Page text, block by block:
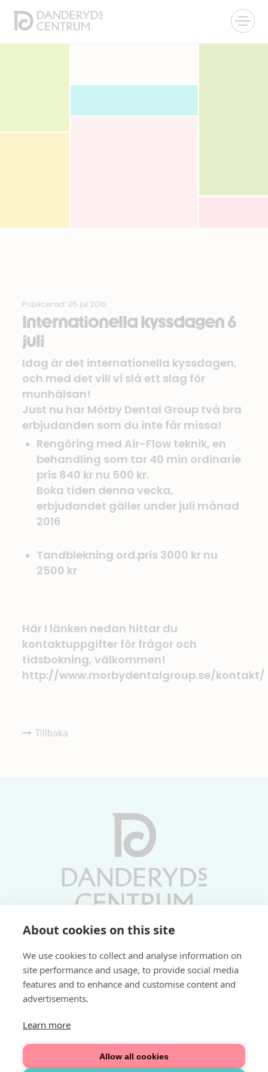
About cookies on this site
We use cookies to collect and analyse information on
site performance and usage, to provide social media
features and to enhance and customise content and
advertisements.
Learn more
Allow all cookies
Publicerad: 05 jul 2016
Internationella kyssdagen 6
juli
Idag är det internationella kyssdagen,
och med det vill vi slå ett slag för
munhälsan!
Just nu har Mörby Dental Group två bra
erbjudanden som du inte får missa!
Rengöring med Air-Flow teknik, en
behandling som tar 40 min ordinarie
pris 840 kr nu 500 kr.
Boka tiden denna vecka,
erbjudandet gäller under juli månad
2016
Tandblekning ord.pris 3000 kr nu
2500 kr
Här I länken nedan hittar du
kontaktuppgifter för frågor och
tidsbokning, välkommen!
http://www.morbydentalgroup.se/kontakt/
Tillbaka
Söndagar 11-17 | Livs 07-22
Fri parkering i P-hus:
Välkommen